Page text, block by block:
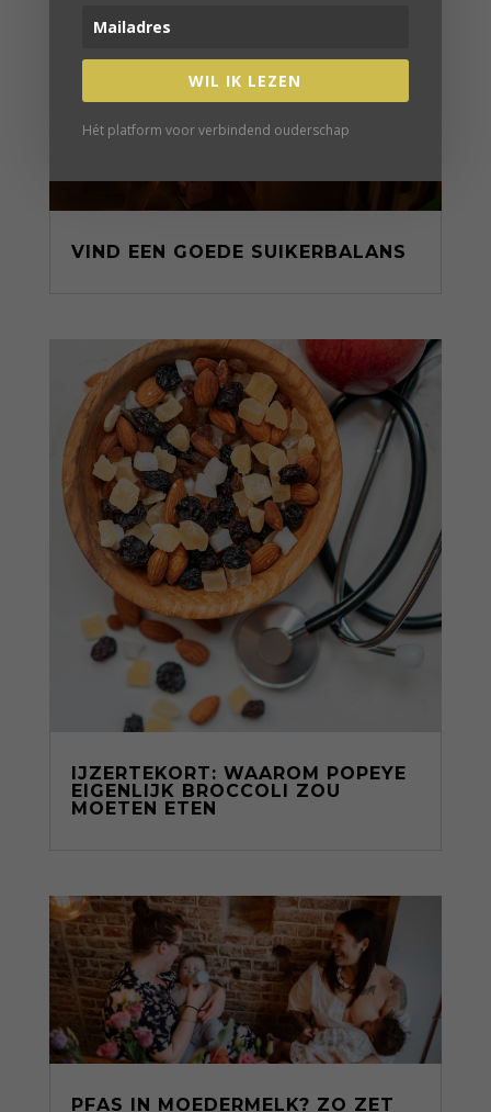
VIND EEN GOEDE SUIKERBALANS
IJZERTEKORT: WAAROM POPEYE
EIGENLIJK BROCCOLI ZOU
MOETEN ETEN
PFAS IN MOEDERMELK? ZO ZET
WIL IK LEZEN
Hét platform voor verbindend ouderschap